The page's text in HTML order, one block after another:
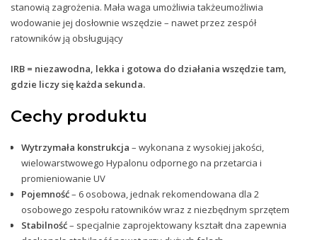
stanowią zagrożenia. Mała waga umożliwia takżeumożliwia
wodowanie jej dosłownie wszędzie – nawet przez zespół
ratowników ją obsługujący
IRB = niezawodna, lekka i gotowa do działania wszędzie tam,
gdzie liczy się każda sekunda.
Cechy produktu
Wytrzymała konstrukcja – wykonana z wysokiej jakości,
wielowarstwowego Hypalonu odpornego na przetarcia i
promieniowanie UV
Pojemność– 6 osobowa, jednak rekomendowana dla 2
osobowego zespołu ratowników wraz z niezbędnym sprzętem
Stabilność– specjalnie zaprojektowany kształt dna zapewnia